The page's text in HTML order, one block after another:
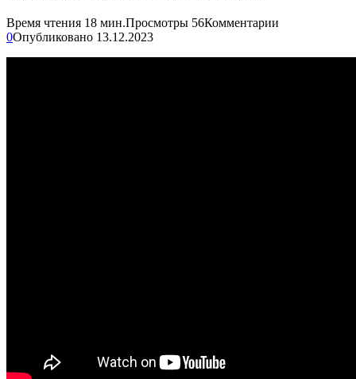
Время чтения 18 мин.Просмотры 56Комментарии
0Опубликовано 13.12.2023